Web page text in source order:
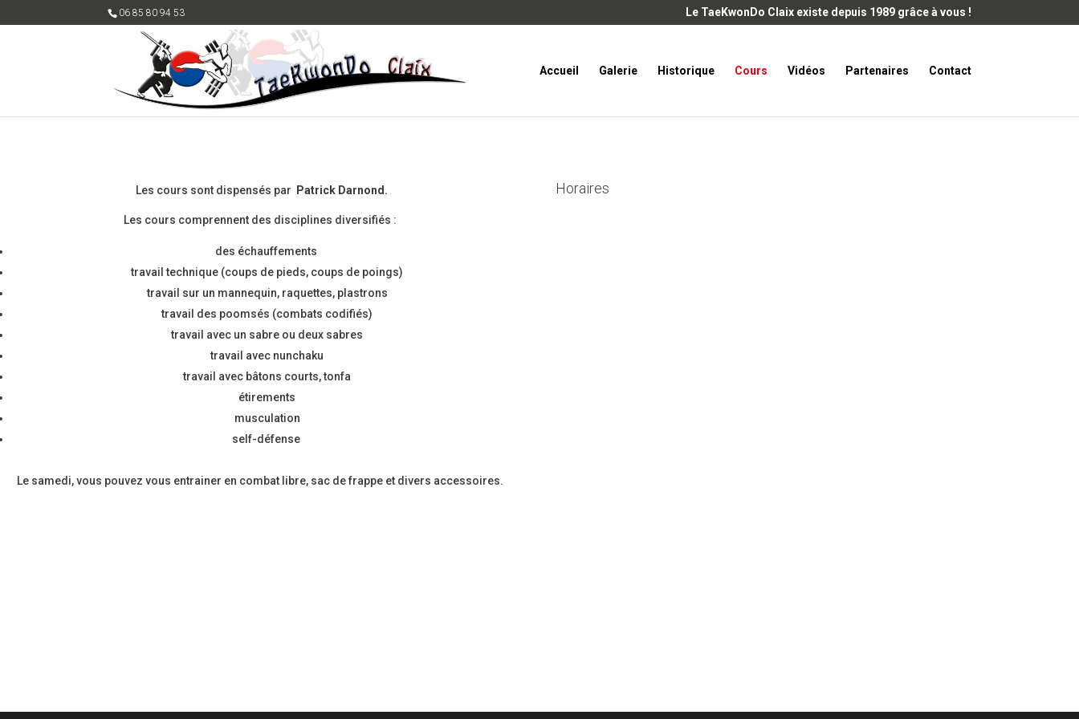
06 85 80 94 53 Le TaeKwonDo Claix existe depuis 1989 grâce à vous !
Accueil Galerie Historique Cours Vidéos Partenaires Contact
Les cours sont dispensés par Patrick Darnond.
Les cours comprennent des disciplines diversifiés :
des échauffements
travail technique (coups de pieds, coups de poings)
travail sur un mannequin, raquettes, plastrons
travail des poomsés (combats codifiés)
travail avec un sabre ou deux sabres
travail avec nunchaku
travail avec bâtons courts, tonfa
étirements
musculation
self-défense
Le samedi, vous pouvez vous entrainer en combat libre, sac de frappe et divers accessoires.
Horaires